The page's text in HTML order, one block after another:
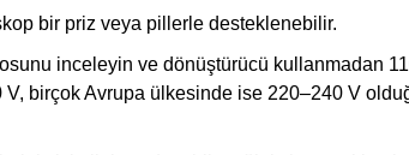
bir priz veya pillerle desteklenebilir.
inceleyin ve dönüştürücü kullanmadan
birçok Avrupa ülkesinde ise 220–240 V